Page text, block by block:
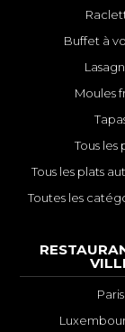
Buffet à
Moules
Tous les
Tous les plats
Toutes les
Paris